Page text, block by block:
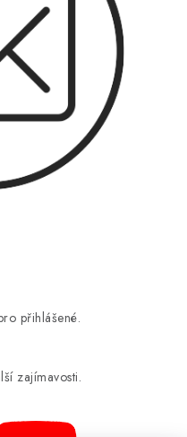
přihlášené.
zajímavosti.